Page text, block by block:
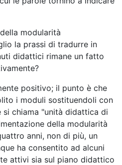
modularità
la prassi di tradurre in
didattici rimane un fatto
positivo; il punto è che
i moduli sostituendoli con
si chiama "unità didattica di
della modularità
anni, non di più, un
ha consentito ad alcuni
attivi sia sul piano didattico